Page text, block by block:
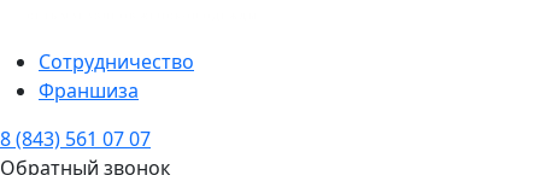
Сотрудничество
Франшиза
8 (843) 561 07 07
Обратный звонок